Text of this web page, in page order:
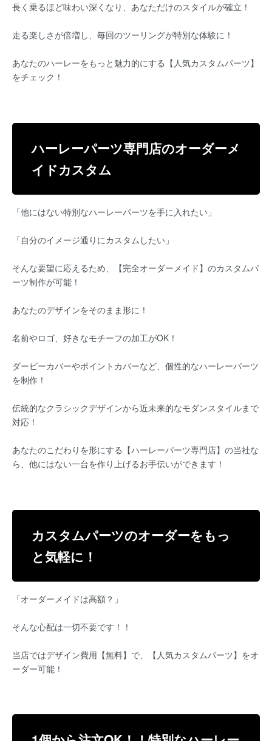
長く乗るほど味わい深くなり、あなただけのスタイルが確立！
走る楽しさが倍増し、毎回のツーリングが特別な体験に！
あなたのハーレーをもっと魅力的にする【人気カスタムパーツ】
をチェック！
ハーレーパーツ専門店のオーダーメ
イドカスタム
「他にはない特別なハーレーパーツを手に入れたい」
「自分のイメージ通りにカスタムしたい」
そんな要望に応えるため、【完全オーダーメイド】のカスタムパ
ーツ制作が可能！
あなたのデザインをそのまま形に！
名前やロゴ、好きなモチーフの加工がOK！
ダービーカバーやポイントカバーなど、個性的なハーレーパーツ
を制作！
伝統的なクラシックデザインから近未来的なモダンスタイルまで
対応！
あなたのこだわりを形にする【ハーレーパーツ専門店】の当社な
ら、他にはない一台を作り上げるお手伝いができます！
カスタムパーツのオーダーをもっ
と気軽に！
「オーダーメイドは高額？」
そんな心配は一切不要です！！
当店ではデザイン費用【無料】で、【人気カスタムパーツ】をオ
ーダー可能！